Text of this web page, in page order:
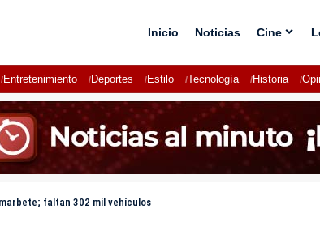
Inicio Noticias Cine
Entretenimiento Deportes Estilo Tecnología Historia
faltan 302 mil vehículos